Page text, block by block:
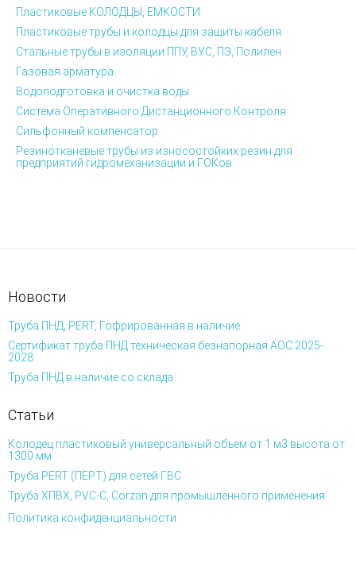
Пластиковые КОЛОДЦЫ, ЕМКОСТИ
Пластиковые трубы и колодцы для защиты кабеля
Стальные трубы в изоляции ППУ, ВУС, ПЭ, Полилен
Газовая арматура
Водоподготовка и очистка воды
Система Оперативного Дистанционного Контроля
Сильфонный компенсатор
Резинотканевые трубы из износостойких резин для
предприятий гидромеханизации и ГОКов
Новости
Труба ПНД, PERT, Гофрированная в наличие
Сертификат труба ПНД техническая безнапорная АОС 2025-
2028
Труба ПНД в наличие со склада
Статьи
Колодец пластиковый универсальный объем от 1 м3 высота от
1300 мм
Труба PERT (ПЕРТ) для сетей ГВС
Труба ХПВХ, PVC-C, Corzan для промышленного применения
Политика конфиденциальности